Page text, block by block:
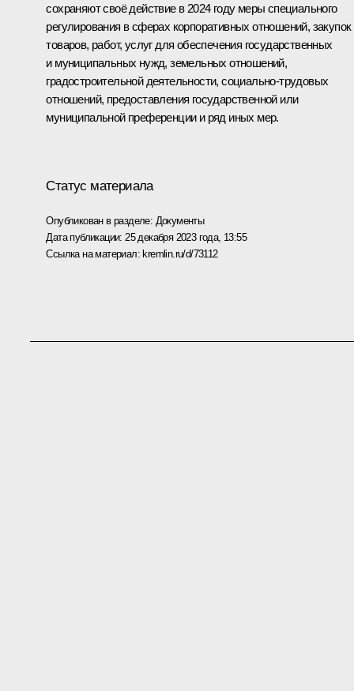
сохраняют своё действие в 2024 году меры специального
регулирования в сферах корпоративных отношений, закупок
товаров, работ, услуг для обеспечения государственных
и муниципальных нужд, земельных отношений,
градостроительной деятельности, социально-трудовых
отношений, предоставления государственной или
муниципальной преференции и ряд иных мер.
Статус материала
Опубликован в разделе: Документы
Дата публикации: 25 декабря 2023 года, 13:55
Ссылка на материал: kremlin.ru/d/73112